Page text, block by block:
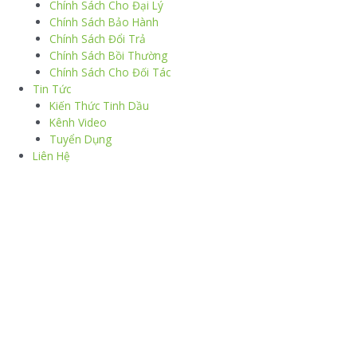
Chính Sách Cho Đại Lý
Chính Sách Bảo Hành
Chính Sách Đổi Trả
Chính Sách Bồi Thường
Chính Sách Cho Đối Tác
Tin Tức
Kiến Thức Tinh Dầu
Kênh Video
Tuyển Dụng
Liên Hệ